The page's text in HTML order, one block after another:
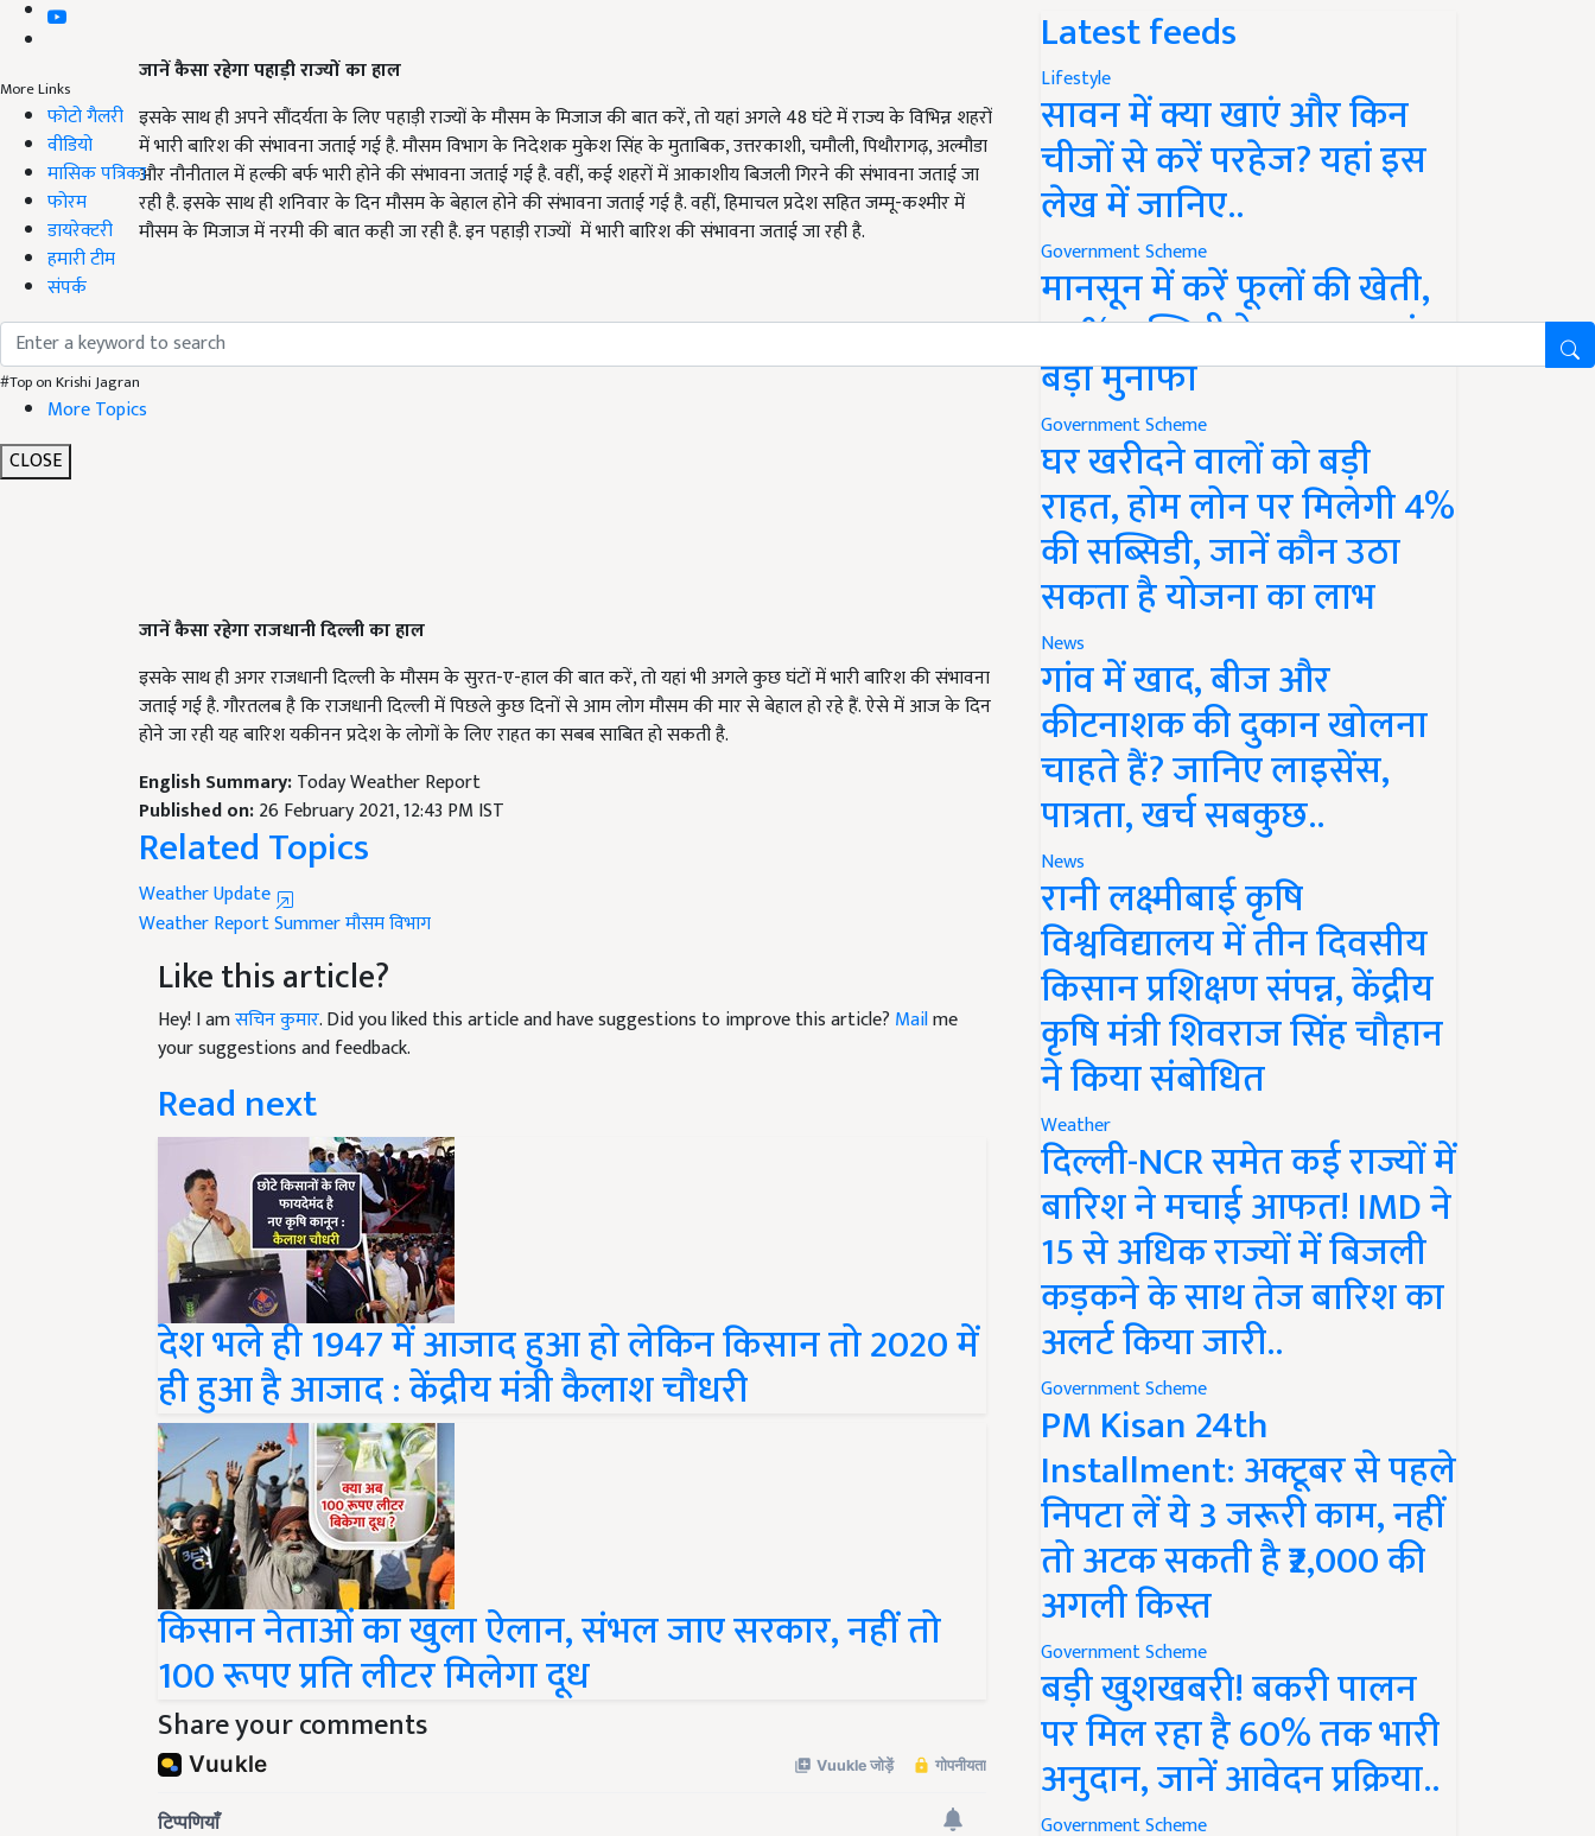
More Links
फोटो गैलरी
वीडियो
मासिक पत्रिका
फोरम
डायरेक्टरी
हमारी टीम
संपर्क
#Top on Krishi Jagran
More Topics
CLOSE
जानें कैसा रहेगा पहाड़ी राज्यों का हाल
इसके साथ ही अपने सौंदर्यता के लिए पहाड़ी राज्यों के मौसम के मिजाज की बात करें, तो यहां अगले 48 घंटे में राज्य के विभिन्न शहरों
में भारी बारिश की संभावना जताई गई है. मौसम विभाग के निदेशक मुकेश सिंह के मुताबिक, उत्तरकाशी, चमौली, पिथौरागढ़, अल्मौडा
और नौनीताल में हल्की बर्फ भारी होने की संभावना जताई गई है. वहीं, कई शहरों में आकाशीय बिजली गिरने की संभावना जताई जा
रही है. इसके साथ ही शनिवार के दिन मौसम के बेहाल होने की संभावना जताई गई है. वहीं, हिमाचल प्रदेश सहित जम्मू-कश्मीर में
मौसम के मिजाज में नरमी की बात कही जा रही है. इन पहाड़ी राज्यों में भारी बारिश की संभावना जताई जा रही है.
जानें कैसा रहेगा राजधानी दिल्ली का हाल
इसके साथ ही अगर राजधानी दिल्ली के मौसम के सुरत-ए-हाल की बात करें, तो यहां भी अगले कुछ घंटों में भारी बारिश की संभावना
जताई गई है. गौरतलब है कि राजधानी दिल्ली में पिछले कुछ दिनों से आम लोग मौसम की मार से बेहाल हो रहे हैं. ऐसे में आज के दिन
होने जा रही यह बारिश यकीनन प्रदेश के लोगों के लिए राहत का सबब साबित हो सकती है.
English Summary:Today Weather Report
Published on:26 February 2021, 12:43 PM IST
Related Topics
Weather Update
Weather ReportSummerमौसम विभाग
Like this article?
Hey! I amसचिन कुमार. Did you liked this article and have suggestions to improve this article? Mailme
your suggestions and feedback.
Read next
देश भले ही 1947 में आजाद हुआ हो लेकिन किसान तो 2020 में
ही हुआ है आजाद : केंद्रीय मंत्री कैलाश चौधरी
किसान नेताओं का खुला ऐलान, संभल जाए सरकार, नहीं तो
100 रूपए प्रति लीटर मिलेगा दूध
Share your comments
Latest feeds
Lifestyle
सावन में क्या खाएं और किन
चीजों से करें परहेज? यहां इस
लेख में जानिए..
Government Scheme
मानसून में करें फूलों की खेती,
50% सब्सिडी के साथ कमाएं
बड़ा मुनाफा
Government Scheme
घर खरीदने वालों को बड़ी
राहत, होम लोन पर मिलेगी 4%
की सब्सिडी, जानें कौन उठा
सकता है योजना का लाभ
News
गांव में खाद, बीज और
कीटनाशक की दुकान खोलना
चाहते हैं? जानिए लाइसेंस,
पात्रता, खर्च सबकुछ..
News
रानी लक्ष्मीबाई कृषि
विश्वविद्यालय में तीन दिवसीय
किसान प्रशिक्षण संपन्न, केंद्रीय
कृषि मंत्री शिवराज सिंह चौहान
ने किया संबोधित
Weather
दिल्ली-NCR समेत कई राज्यों में
बारिश ने मचाई आफत! IMD ने
15 से अधिक राज्यों में बिजली
कड़कने के साथ तेज बारिश का
अलर्ट किया जारी..
Government Scheme
PM Kisan 24th
Installment: अक्टूबर से पहले
निपटा लें ये 3 जरूरी काम, नहीं
तो अटक सकती है ₹2,000 की
अगली किस्त
Government Scheme
बड़ी खुशखबरी! बकरी पालन
पर मिल रहा है 60% तक भारी
अनुदान, जानें आवेदन प्रक्रिया..
Government Scheme